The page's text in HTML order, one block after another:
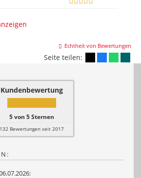
Echtheit von Bewertungen
Seite teilen:
Kundenbewertung
5von 5Sternen
132 Bewertungen seit 2017